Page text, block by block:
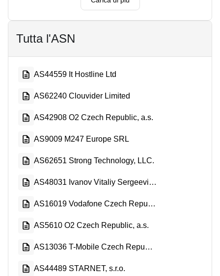
Tutta l'ASN
AS44559 It Hostline Ltd
AS62240 Clouvider Limited
AS42908 O2 Czech Republic, a.s.
AS9009 M247 Europe SRL
AS62651 Strong Technology, LLC.
AS48031 Ivanov Vitaliy Sergeevich
AS16019 Vodafone Czech Republic a.s.
AS5610 O2 Czech Republic, a.s.
AS13036 T-Mobile Czech Republic a.s.
AS44489 STARNET, s.r.o.